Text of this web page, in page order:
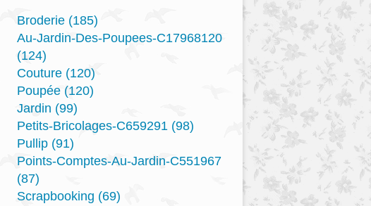
Broderie (185)
Au-Jardin-Des-Poupees-C17968120
(124)
Couture (120)
Poupée (120)
Jardin (99)
Petits-Bricolages-C659291 (98)
Pullip (91)
Points-Comptes-Au-Jardin-C551967
(87)
Scrapbooking (69)